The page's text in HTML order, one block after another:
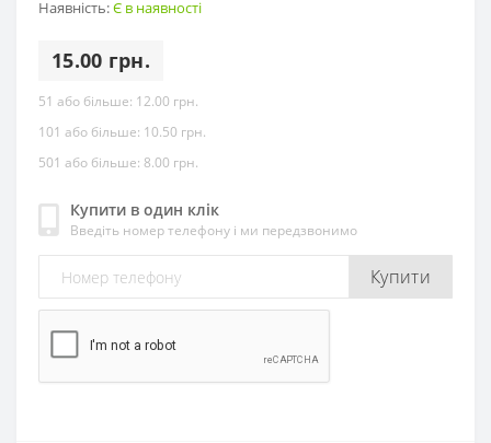
Наявність:Є в наявності
15.00 грн.
51 або більше: 12.00 грн.
101 або більше: 10.50 грн.
501 або більше: 8.00 грн.
Купити в один клік
Введіть номер телефону і ми передзвонимо
Купити